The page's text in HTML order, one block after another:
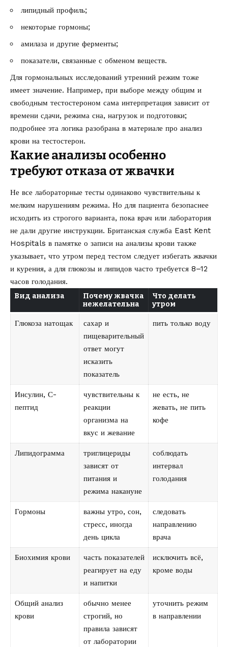
липидный профиль;
некоторые гормоны;
амилаза и другие ферменты;
показатели, связанные с обменом веществ.
Для гормональных исследований утренний режим тоже
имеет значение. Например, при выборе между общим и
свободным тестостероном сама интерпретация зависит от
времени сдачи, режима сна, нагрузок и подготовки;
подробнее эта логика разобрана в материале про анализ
крови на тестостерон.
Какие анализы особенно
требуют отказа от жвачки
Не все лабораторные тесты одинаково чувствительны к
мелким нарушениям режима. Но для пациента безопаснее
исходить из строгого варианта, пока врач или лаборатория
не дали другие инструкции. Британская служба East Kent
Hospitals в памятке о записи на анализы крови также
указывает, что утром перед тестом следует избегать жвачки
и курения, а для глюкозы и липидов часто требуется 8–12
часов голодания.
Вид анализа
Почему жвачка
нежелательна
Что делать
утром
Глюкоза натощак
сахар и
пищеварительный
ответ могут
исказить
показатель
пить только воду
Инсулин, С-
пептид
чувствительны к
реакции
организма на
вкус и жевание
не есть, не
жевать, не пить
кофе
Липидограмма
триглицериды
зависят от
питания и
режима накануне
соблюдать
интервал
голодания
Гормоны
важны утро, сон,
стресс, иногда
день цикла
следовать
направлению
врача
Биохимия крови
часть показателей
реагирует на еду
и напитки
исключить всё,
кроме воды
Общий анализ
крови
обычно менее
строгий, но
правила зависят
от лаборатории
уточнить режим
в направлении